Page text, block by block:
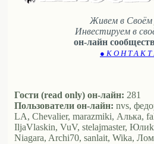
Живем в Своём
Инвестируем в
он-лайн
● К О Н Т А К Т
Гости (read only) он-лайн: 281
Пользователи он-лайн: nvs,
LA, Chevalier, marazmiki, Алька,
IljaVlaskin, VuV, stelajmaster,
Niagara, Archi70, sanlait, Wika,